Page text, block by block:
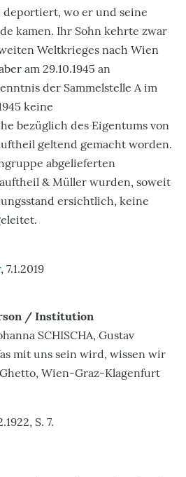
wo er und seine
kamen. Ihr Sohn kehrte zwar
Weltkrieges nach Wien
am 29.10.1945 an
der Sammelstelle A im
keine
bezüglich des Eigentums von
geltend gemacht worden.
abgelieferten
& Müller wurden, soweit
ersichtlich, keine
, 7.1.2019
/ Institution
SCHISCHA, Gustav
mit uns sein wird, wissen wir
Wien-Graz-Klagenfurt
S. 7.